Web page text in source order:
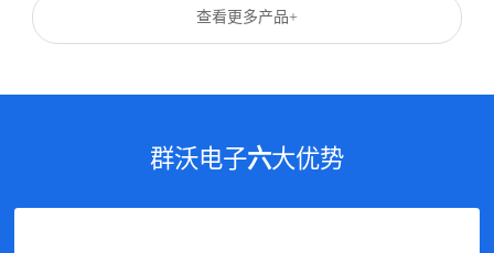
查看更多产品+
群沃电子六大优势